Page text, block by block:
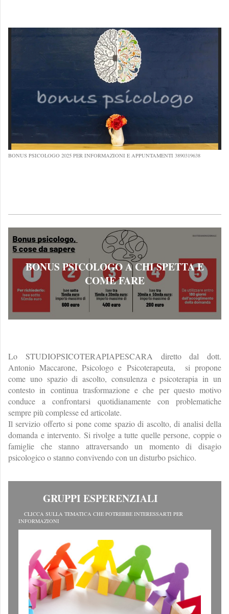
BONUS PSICOLOGO 2025 PER INFORMAZIONI E APPUNTAMENTI 3890319638
BONUS PSICOLOGO A CHI SPETTA E
COME FARE
Lo STUDIOPSICOTERAPIAPESCARA diretto dal dott.
Antonio Maccarone, Psicologo e Psicoterapeuta, si propone
come uno spazio di ascolto, consulenza e psicoterapia in un
contesto in continua trasformazione e che per questo motivo
conduce a confrontarsi quotidianamente con problematiche
sempre più complesse ed articolate.
Il servizio offerto si pone come spazio di ascolto, di analisi della
domanda e intervento. Si rivolge a tutte quelle persone, coppie o
famiglie che stanno attraversando un momento di disagio
psicologico o stanno convivendo con un disturbo psichico.
GRUPPI ESPERENZIALI
CLICCA SULLA TEMATICA CHE POTREBBE INTERESSARTI PER
INFORMAZIONI